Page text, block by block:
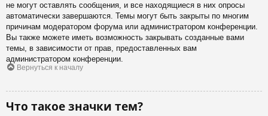
не могут оставлять сообщения, и все находящиеся в них опросы
автоматически завершаются. Темы могут быть закрыты по многим
причинам модератором форума или администратором конференции.
Вы также можете иметь возможность закрывать созданные вами
темы, в зависимости от прав, предоставленных вам
администратором конференции.
Вернуться к началу
Что такое значки тем?